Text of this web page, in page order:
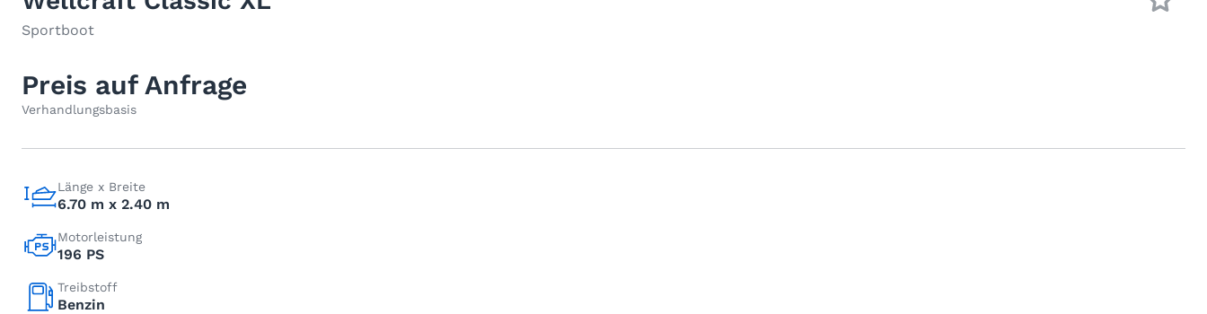
Sportboot
Preis auf Anfrage
Verhandlungsbasis
Länge x Breite
6.70 m x 2.40 m
Motorleistung
196 PS
Treibstoff
Benzin